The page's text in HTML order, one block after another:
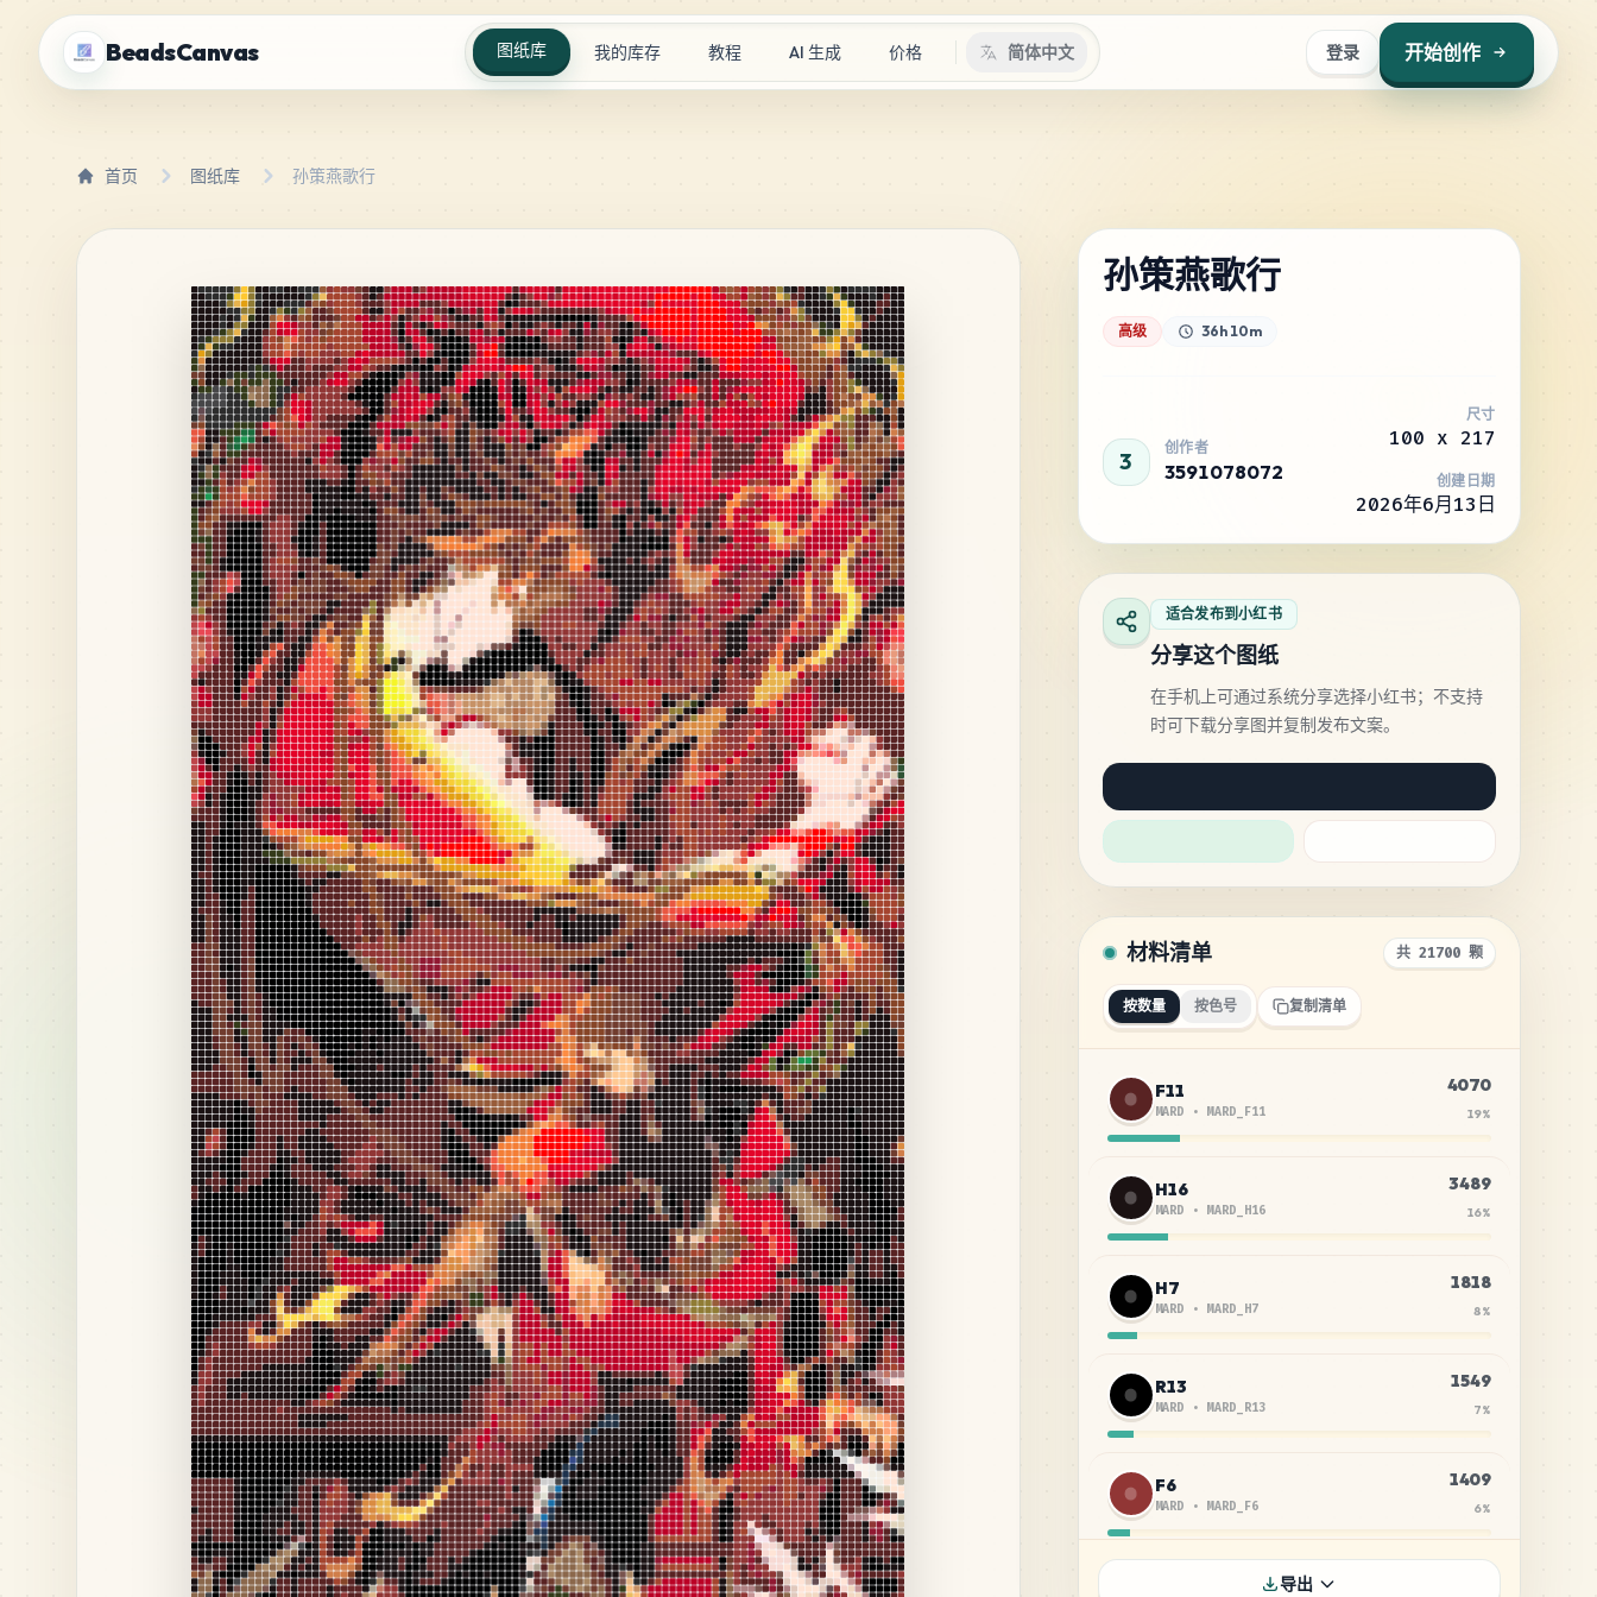
BeadsCanvas 图纸库 我的库存 教程 AI 生成 价格 简体中文 登录 开始创作
首页 图纸库 孙策燕歌行
孙策燕歌行
高级 36h 10m
3
创作者
3591078072
尺寸
100 x 217
创建日期
2026年6月13日
适合发布到小红书
分享这个图纸
在手机上可通过系统分享选择小红书；不支持
时可下载分享图并复制发布文案。
材料清单 共 21700 颗
按数量 按色号 复制清单
F11
MARD • MARD_F11
4070
19%
H16
MARD • MARD_H16
3489
16%
H7
MARD • MARD_H7
1818
8%
R13
MARD • MARD_R13
1549
7%
F6
MARD • MARD_F6
1409
6%
导出